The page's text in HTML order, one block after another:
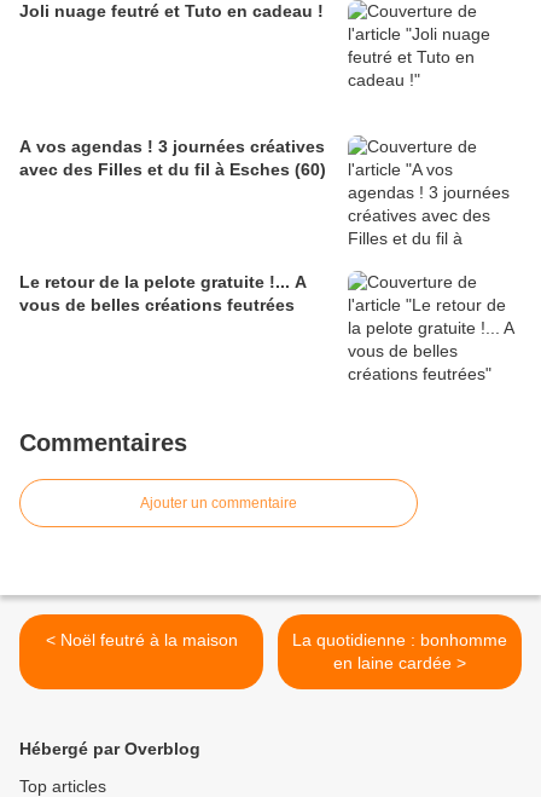
Joli nuage feutré et Tuto en cadeau !
A vos agendas ! 3 journées créatives
avec des Filles et du fil à Esches (60)
Le retour de la pelote gratuite !... A
vous de belles créations feutrées
Commentaires
Ajouter un commentaire
< Noël feutré à la maison
La quotidienne : bonhomme
en laine cardée >
Hébergé par Overblog
Top articles